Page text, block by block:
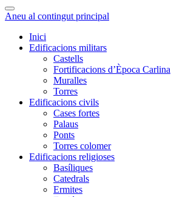
Aneu al contingut principal
Inici
Edificacions militars
Castells
Fortificacions d’Època Carlina
Muralles
Torres
Edificacions civils
Cases fortes
Palaus
Ponts
Torres colomer
Edificacions religioses
Basíliques
Catedrals
Ermites